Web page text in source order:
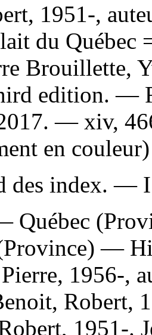
1951-,
du Québec
Brouillette,
edition. —
— xiv,
en
des index. —
Québec
—
1956-,
Robert,
1951-.